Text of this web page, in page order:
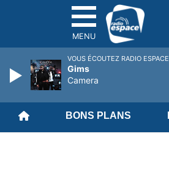
MENU
BONS PLANS
VOUS ÉCOUTEZ RADIO ESPACE
Gims
Camera